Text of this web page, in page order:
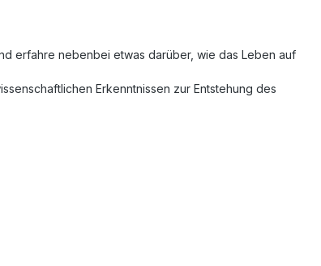
erfahre nebenbei etwas darüber, wie das Leben auf
Erkenntnissen zur Entstehung des